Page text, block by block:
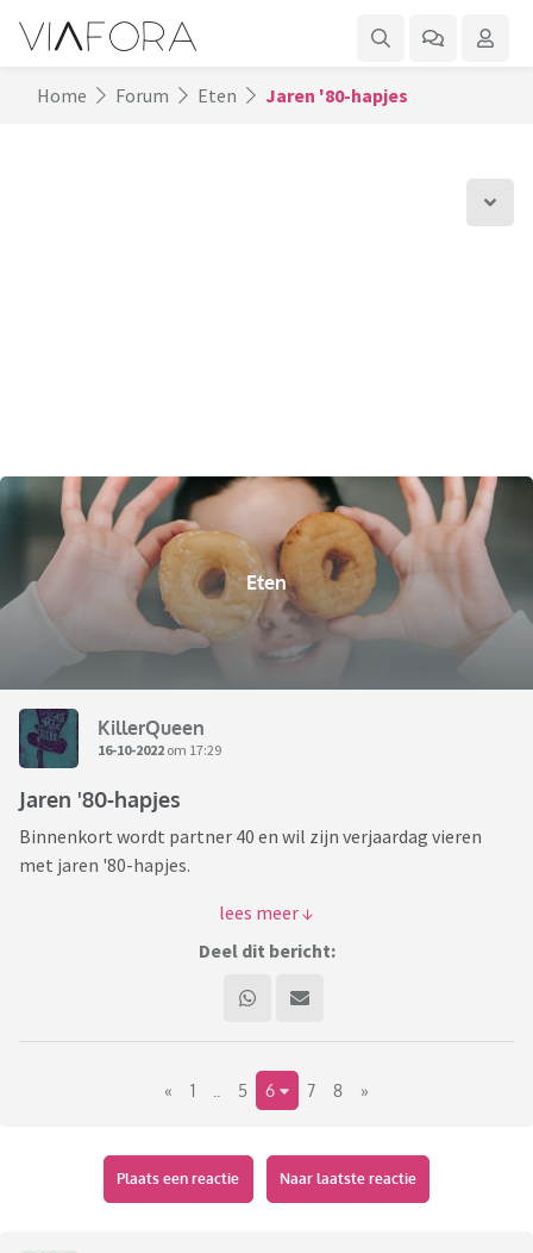
Home Forum Eten Jaren '80-hapjes
Eten
KillerQueen
16-10-2022 om 17:29
Jaren '80-hapjes
Binnenkort wordt partner 40 en wil zijn verjaardag vieren
met jaren '80-hapjes.
De 'klassiekers' die ik kon bedenken:
- blokje kaas met zilveruitje
- Boterhamworst met augurk
- Cocktailworstje in bladerdeeg
- plakjes grillworst
Wat is nou typisch jaren '80?
Oh en er wordt voornamelijk bier gedronken.
Deel dit bericht:
« 1 5 6 7 8 »
Plaats een reactie Naar laatste reactie